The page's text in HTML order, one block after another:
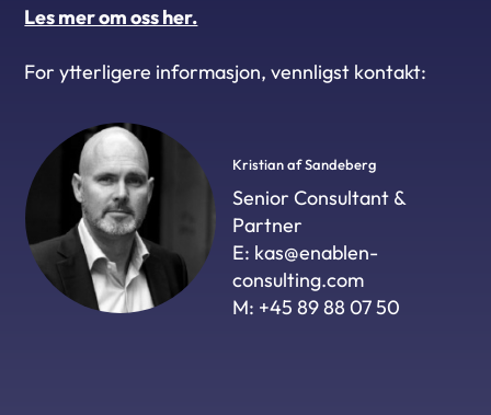
Les mer om oss her.
For ytterligere informasjon, vennligst kontakt:
Kristian af Sandeberg
Senior Consultant &
Partner
E: kas@enablen-
consulting.com
M: +45 89 88 07 50